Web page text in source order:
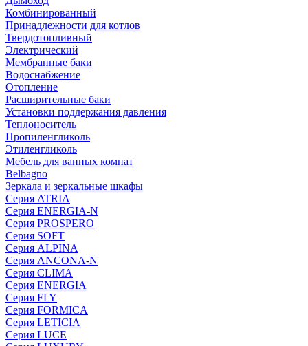
Комбинированный
Принадлежности для котлов
Твердотопливный
Электрический
Мембранные баки
Водоснабжение
Отопление
Расширительные баки
Установки поддержания давления
Теплоноситель
Пропиленгликоль
Этиленгликоль
Мебель для ванных комнат
Belbagno
Зеркала и зеркальные шкафы
Серия ATRIA
Серия ENERGIA-N
Серия PROSPERO
Серия SOFT
Серия ALPINA
Серия ANCONA-N
Серия CLIMA
Серия ENERGIA
Серия FLY
Серия FORMICA
Серия LETICIA
Серия LUCE